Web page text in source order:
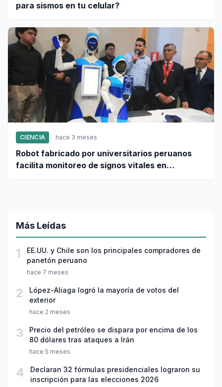
para sismos en tu celular?
CIENCIA hace 3 meses
Robot fabricado por universitarios peruanos
facilita monitoreo de signos vitales en
Más Leídas
1
EE.UU. y Chile son los principales compradores de
panetón peruano
hace 7 meses
2
López-Aliaga logró la mayoría de votos del
exterior
hace 2 meses
3
Precio del petróleo se dispara por encima de los
80 dólares tras ataques a Irán
hace 5 meses
4
Declaran 32 fórmulas presidenciales lograron su
inscripción para las elecciones 2026